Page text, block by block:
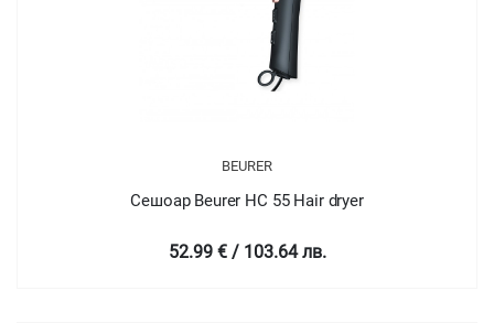
BEURER
Сешоар Beurer HC 55 Hair dryer
52.99 € / 103.64 лв.